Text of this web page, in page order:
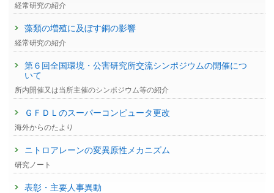
経常研究の紹介
藻類の増殖に及ぼす銅の影響
経常研究の紹介
第６回全国環境・公害研究所交流シンポジウムの開催につ
いて
所内開催又は当所主催のシンポジウム等の紹介
ＧＦＤＬのスーパーコンピュータ更改
海外からのたより
ニトロアレーンの変異原性メカニズム
研究ノート
表彰・主要人事異動